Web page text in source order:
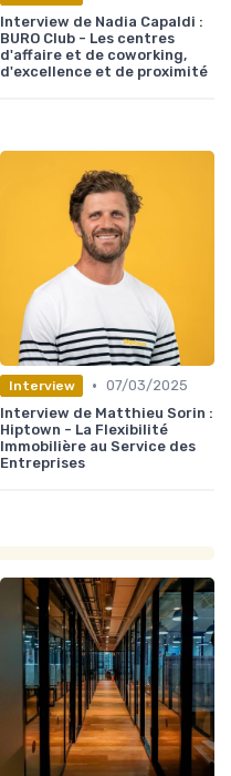
Interview de Nadia Capaldi :
BURO Club - Les centres
d'affaire et de coworking,
d'excellence et de proximité
Interview • 07/03/2025
Interview de Matthieu Sorin :
Hiptown - La Flexibilité
Immobilière au Service des
Entreprises